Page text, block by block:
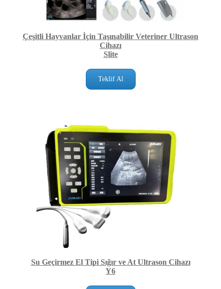
Çeşitli Hayvanlar İçin Taşınabilir Veteriner Ultrason
Cihazı
Slite
Teklif Al
Su Geçirmez El Tipi Sığır ve At Ultrason Cihazı
Y6